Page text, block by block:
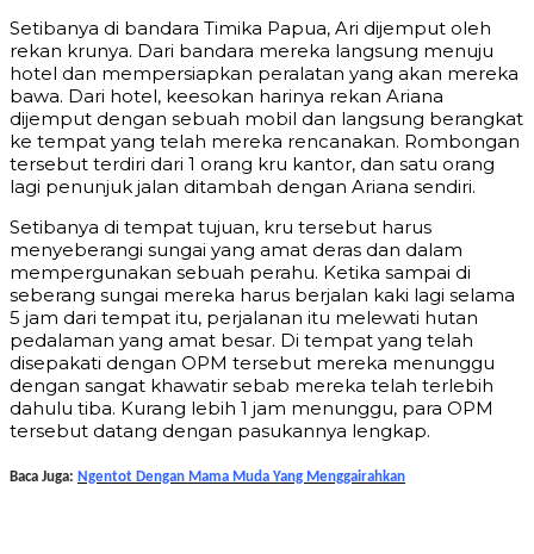
Setibanya di bandara Timika Papua, Ari dijemput oleh
rekan krunya. Dari bandara mereka langsung menuju
hotel dan mempersiapkan peralatan yang akan mereka
bawa. Dari hotel, keesokan harinya rekan Ariana
dijemput dengan sebuah mobil dan langsung berangkat
ke tempat yang telah mereka rencanakan. Rombongan
tersebut terdiri dari 1 orang kru kantor, dan satu orang
lagi penunjuk jalan ditambah dengan Ariana sendiri.
Setibanya di tempat tujuan, kru tersebut harus
menyeberangi sungai yang amat deras dan dalam
mempergunakan sebuah perahu. Ketika sampai di
seberang sungai mereka harus berjalan kaki lagi selama
5 jam dari tempat itu, perjalanan itu melewati hutan
pedalaman yang amat besar. Di tempat yang telah
disepakati dengan OPM tersebut mereka menunggu
dengan sangat khawatir sebab mereka telah terlebih
dahulu tiba. Kurang lebih 1 jam menunggu, para OPM
tersebut datang dengan pasukannya lengkap.
Baca Juga: Ngentot Dengan Mama Muda Yang Menggairahkan